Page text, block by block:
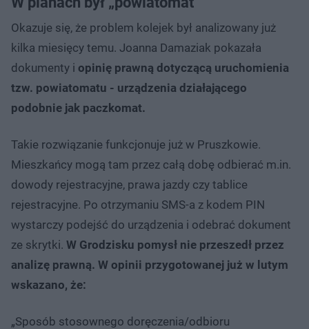
Okazuje się, że problem kolejek był analizowany już
kilka miesięcy temu. Joanna Damaziak pokazała
dokumenty i opinię prawną dotyczącą uruchomienia
tzw. powiatomatu - urządzenia działającego
podobnie jak paczkomat.
Takie rozwiązanie funkcjonuje już w Pruszkowie.
Mieszkańcy mogą tam przez całą dobę odbierać m.in.
dowody rejestracyjne, prawa jazdy czy tablice
rejestracyjne. Po otrzymaniu SMS-a z kodem PIN
wystarczy podejść do urządzenia i odebrać dokument
ze skrytki. W Grodzisku pomysł nie przeszedł przez
analizę prawną. W opinii przygotowanej już w lutym
wskazano, że:
„Sposób stosownego doręczenia/odbioru